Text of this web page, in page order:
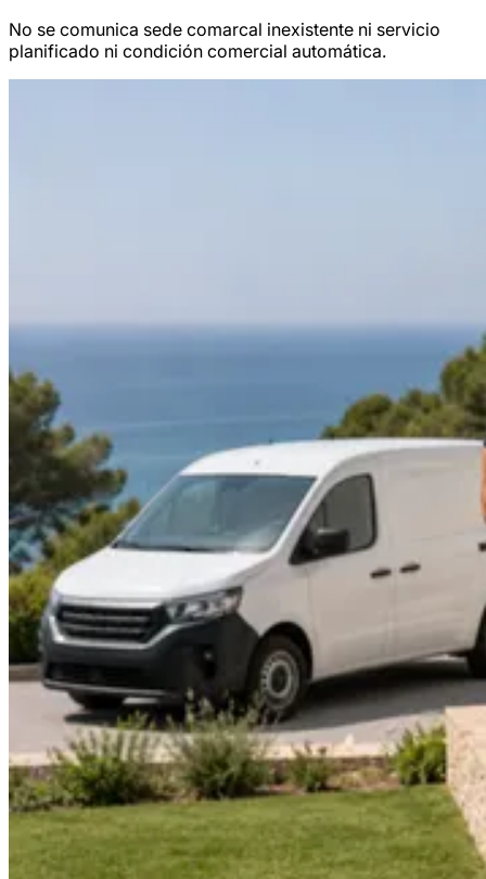
No se comunica sede comarcal inexistente ni servicio
planificado ni condición comercial automática.